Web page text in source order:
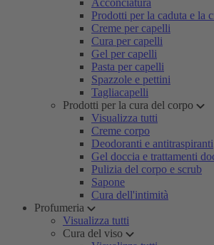
Acconciatura
Prodotti per la caduta e la
Creme per capelli
Cura per capelli
Gel per capelli
Pasta per capelli
Spazzole e pettini
Tagliacapelli
Prodotti per la cura del corpo
Visualizza tutti
Creme corpo
Deodoranti e antitraspiranti
Gel doccia e trattamenti
Pulizia del corpo e scrub
Sapone
Cura dell'intimità
Profumeria
Visualizza tutti
Cura del viso